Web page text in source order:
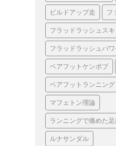
ビルドアップ走 フ
フラッドラッシュス
フラッドラッシュパ
ベアフットケンボブ
ベアフットランニン
マフェトン理論
ランニングで痛めた
ルナサンダル